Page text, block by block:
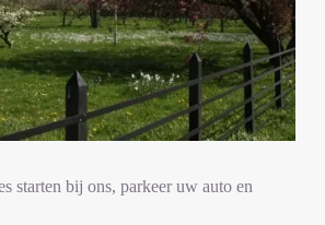
starten bij ons, parkeer uw auto en